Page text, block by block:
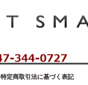
特定商取引法に基づく表記